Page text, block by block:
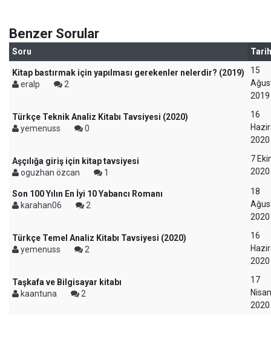
Benzer Sorular
Soru Tarih
Kitap bastırmak için yapılması gerekenler nelerdir? (2019)
eralp
2
15
2019
Türkçe Teknik Analiz Kitabı Tavsiyesi (2020)
yemenuss
0
16
2020
Aşçılığa giriş için kitap tavsiyesi
oguzhan özcan
1
7
2020
Son 100 Yılın En İyi 10 Yabancı Romanı
karahan06
2
18
2020
Türkçe Temel Analiz Kitabı Tavsiyesi (2020)
yemenuss
2
16
2020
Taşkafa ve Bilgisayar kitabı
kaantuna
2
17
Nisan
2020